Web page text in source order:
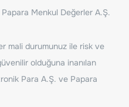
Papara Menkul Değerler A.Ş.
mali durumunuz ile risk ve
olduğuna inanılan
Para A.Ş. ve Papara